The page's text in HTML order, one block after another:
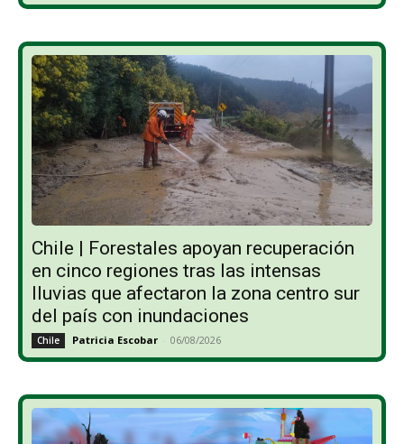
Chile | Forestales apoyan recuperación
en cinco regiones tras las intensas
lluvias que afectaron la zona centro sur
del país con inundaciones
Chile Patricia Escobar - 06/08/2026